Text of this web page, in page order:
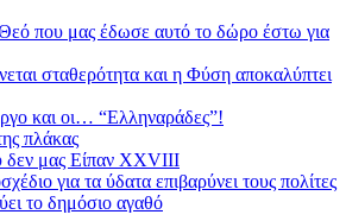
που μας έδωσε αυτό το δώρο έστω για
σταθερότητα και η Φύση αποκαλύπτει
και οι… “Ελληναράδες”!
πλάκας
μας Είπαν XXVIII
για τα ύδατα επιβαρύνει τους πολίτες
το δημόσιο αγαθό